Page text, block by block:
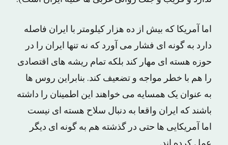
اما آمریکا که بیش از ده هزار کیلومتر با ایران فاصله
دارد به گونه ای فشار می آورد که نه تنها ایران را در
حوزه هسته ای مهار کند بلکه تمام ریشه های اقتصادی
را هم با خطر مواجه و تضعیف کند. بنابراین روس ها
به عنوان یک همسایه می خواهند این اطمینان را داشته
باشند که ایران واقعا به دنبال سلاح هسته ای نیست
اما آمریکایی ها حتی در گذشته هم به گونه ای دیگر